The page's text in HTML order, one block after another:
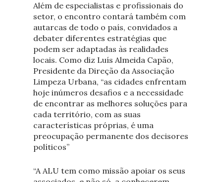
Além de especialistas e profissionais do
setor, o encontro contará também com
autarcas de todo o país, convidados a
debater diferentes estratégias que
podem ser adaptadas às realidades
locais. Como diz Luís Almeida Capão,
Presidente da Direção da Associação
Limpeza Urbana, “as cidades enfrentam
hoje inúmeros desafios e a necessidade
de encontrar as melhores soluções para
cada território, com as suas
características próprias, é uma
preocupação permanente dos decisores
políticos”
“A ALU tem como missão apoiar os seus